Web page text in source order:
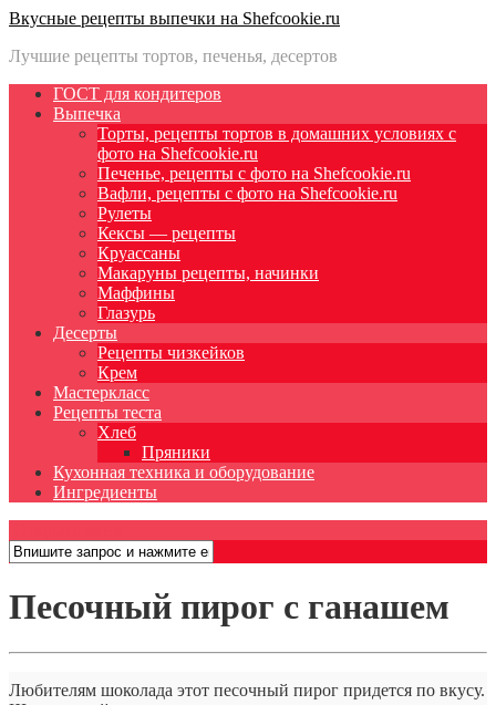
Вкусные рецепты выпечки на Shefcookie.ru
Лучшие рецепты тортов, печенья, десертов
ГОСТ для кондитеров
Выпечка
Торты, рецепты тортов в домашних условиях с
фото на Shefcookie.ru
Печенье, рецепты с фото на Shefcookie.ru
Вафли, рецепты с фото на Shefcookie.ru
Рулеты
Кексы — рецепты
Круассаны
Макаруны рецепты, начинки
Маффины
Глазурь
Десерты
Рецепты чизкейков
Крем
Мастеркласс
Рецепты теста
Хлеб
Пряники
Кухонная техника и оборудование
Ингредиенты
Песочный пирог с ганашем
Любителям шоколада этот песочный пирог придется по вкусу.